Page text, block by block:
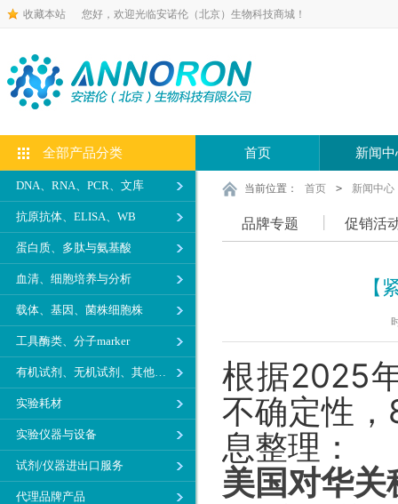
收藏本站 您好，欢迎光临安诺伦（北京）生物科技商城！
全部产品分类
DNA、RNA、PCR、文库
抗原抗体、ELISA、WB
蛋白质、多肽与氨基酸
血清、细胞培养与分析
载体、基因、菌株细胞株
工具酶类、分子marker
有机试剂、无机试剂、其他生化试剂
实验耗材
实验仪器与设备
试剂/仪器进出口服务
代理品牌产品
首页 新闻中
当前位置： 首页 > 新闻中心
品牌专题 促销活
【
根据2025
不确定性
息整理：
美国对华